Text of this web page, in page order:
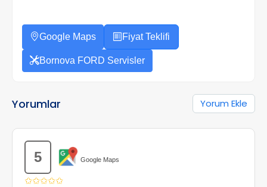
Google Maps Fiyat Teklifi
Bornova FORD Servisler
Yorumlar Yorum Ekle
5 Google Maps
✩✩✩✩✩